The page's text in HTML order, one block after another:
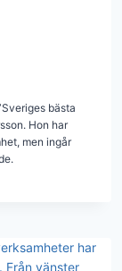
bästa
Hon har
men ingår